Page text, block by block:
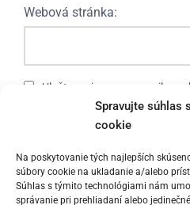
Spravujte súhlas
cookie
Na poskytovanie tých najlepších
súbory cookie na ukladanie a/alebo
Súhlas s týmito technológiami nám
správanie pri prehliadaní alebo
Webová stránka:
Uložte moje meno, e-mail a
prehliadači, aby ste mohli